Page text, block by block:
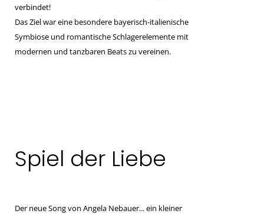
verbindet!
Das Ziel war eine besondere bayerisch-italienische
Symbiose und romantische Schlagerelemente mit
modernen und tanzbaren Beats zu vereinen.
Spiel der Liebe
Der neue Song von Angela Nebauer... ein kleiner